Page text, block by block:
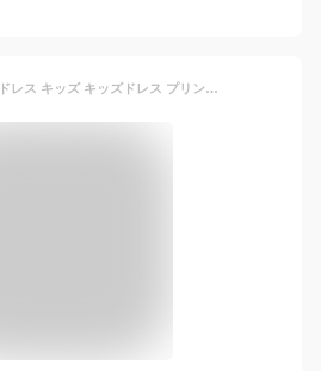
【クーポン対象★】ドレス キッズ キッズドレス プリンセス コスプレ ハロウィン 衣装 仮装 子供 ベビー かわいい ワンピース コスチューム お姫様 女の子 誕生日 クリスマス プレゼント おしゃれ ピンク キイロ ブルー パープル グリーン 100 110 120 130 送料無料